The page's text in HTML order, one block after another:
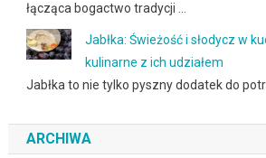
łącząca bogactwo tradycji …
Jabłka: Świeżość i słodycz w
kulinarne z ich udziałem
Jabłka to nie tylko pyszny dodatek do
ARCHIWA